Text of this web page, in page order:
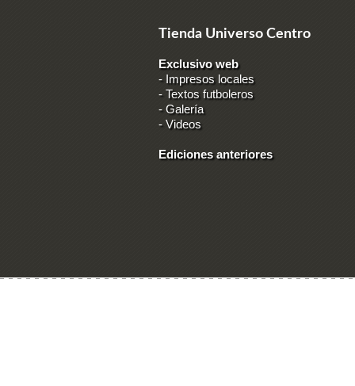
Tienda Universo Centro
Exclusivo web
- Impresos locales
- Textos futboleros
-Galería
-Videos
Ediciones anteriores